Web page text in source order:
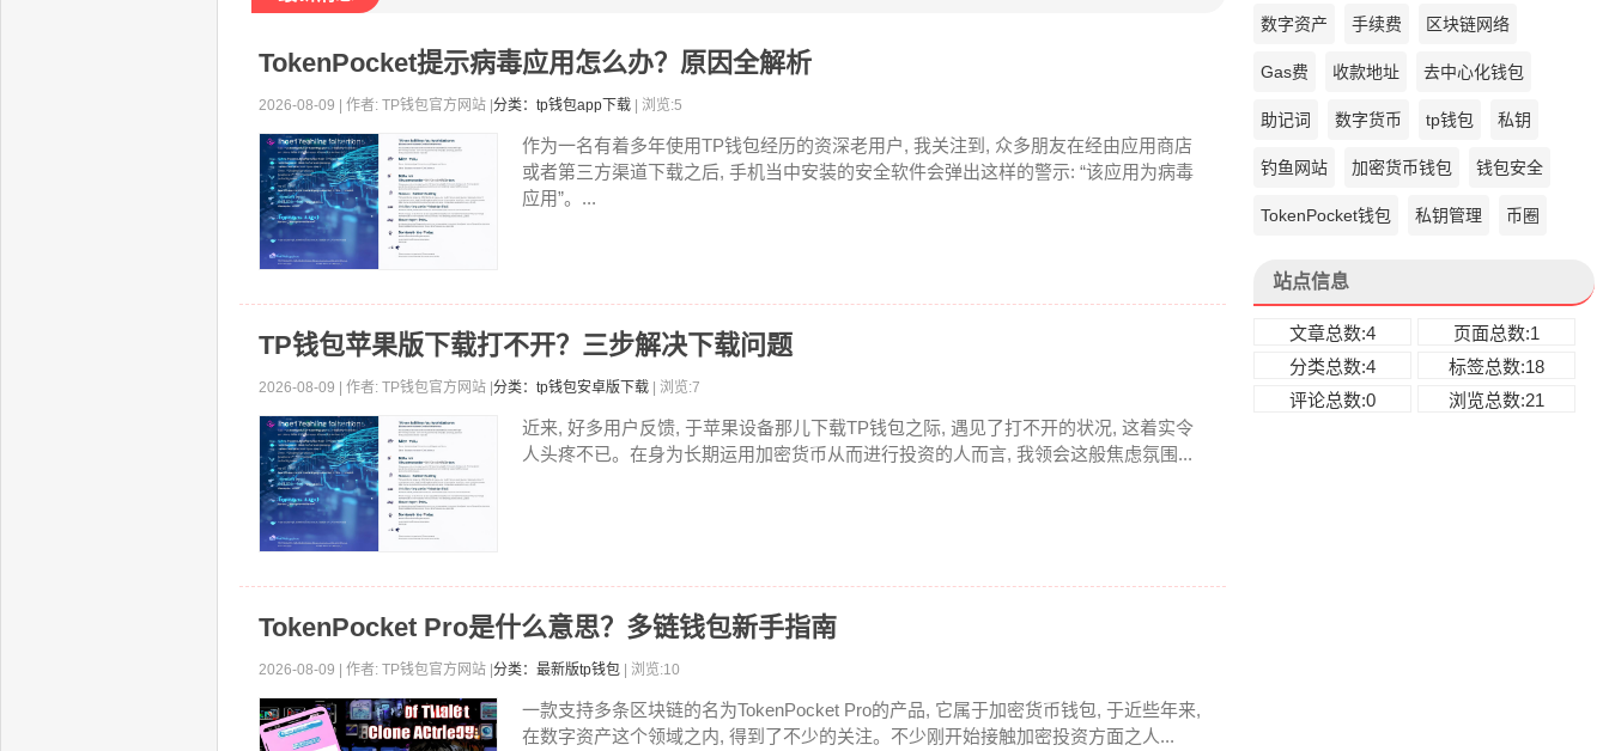
TokenPocket提示病毒应用怎么办？原因全解析
2026-08-09 | 作者: TP钱包官方网站 | 分类：tp钱包app下载 | 浏览:5
作为一名有着多年使用TP钱包经历的资深老用户, 我关注到, 众多朋友在经由应用商店
或者第三方渠道下载之后, 手机当中安装的安全软件会弹出这样的警示: “该应用为病毒
应用”。...
TP钱包苹果版下载打不开？三步解决下载问题
2026-08-09 | 作者: TP钱包官方网站 | 分类：tp钱包安卓版下载 | 浏览:7
近来, 好多用户反馈, 于苹果设备那儿下载TP钱包之际, 遇见了打不开的状况, 这着实令
人头疼不已。在身为长期运用加密货币从而进行投资的人而言, 我领会这般焦虑氛围...
TokenPocket Pro是什么意思？多链钱包新手指南
2026-08-09 | 作者: TP钱包官方网站 | 分类：最新版tp钱包 | 浏览:10
一款支持多条区块链的名为TokenPocket Pro的产品, 它属于加密货币钱包, 于近些年来,
在数字资产这个领域之内, 得到了不少的关注。不少刚开始接触加密投资方面之人...
数字资产 手续费 区块链网络
Gas费 收款地址 去中心化钱包
助记词 数字货币 tp钱包 私钥
钓鱼网站 加密货币钱包 钱包安全
TokenPocket钱包 私钥管理 币圈
站点信息
文章总数:4
页面总数:1
分类总数:4
标签总数:18
评论总数:0
浏览总数:21